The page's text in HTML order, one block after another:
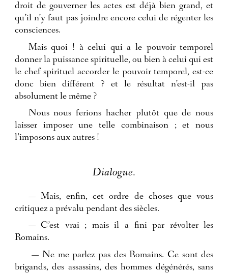
droit de gouverner les actes est déjà bien grand, et
qu’il n’y faut pas joindre encore celui de régenter les
consciences.
Mais quoi ! à celui qui a le pouvoir temporel
donner la puissance spirituelle, ou bien à celui qui est
le chef spirituel accorder le pouvoir temporel, est-ce
donc bien différent ? et le résultat n’est-il pas
absolument le même ?
Nous nous ferions hacher plutôt que de nous
laisser imposer une telle combinaison ; et nous
l’imposons aux autres !
Dialogue.
— Mais, enfin, cet ordre de choses que vous
critiquez a prévalu pendant des siècles.
— C’est vrai ; mais il a fini par révolter les
Romains.
— Ne me parlez pas des Romains. Ce sont des
brigands, des assassins, des hommes dégénérés, sans